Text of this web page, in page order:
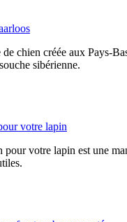
chien créée aux Pays-
sibérienne.
votre lapin
pour votre lapin est une